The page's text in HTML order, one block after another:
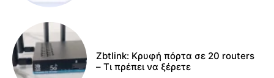
Zbtlink: Κρυφή πόρτα σε 20 routers
– Τι πρέπει να ξέρετε